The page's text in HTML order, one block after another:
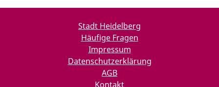
Stadt Heidelberg
Häufige Fragen
Impressum
Datenschutzerklärung
AGB
Kontakt